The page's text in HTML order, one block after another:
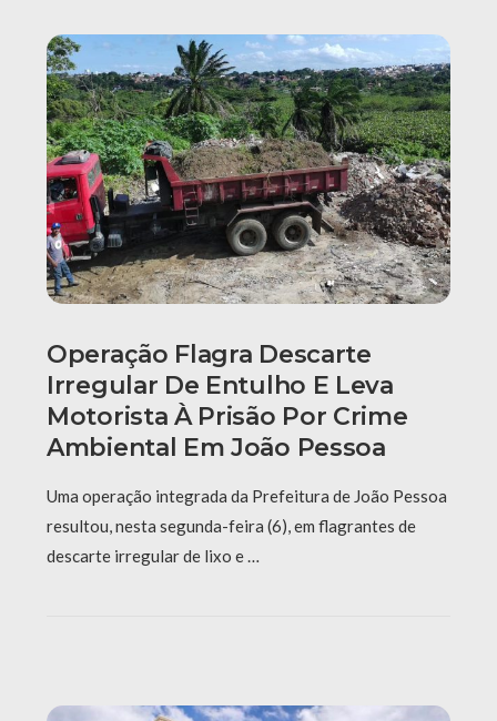
Operação Flagra Descarte
Irregular De Entulho E Leva
Motorista À Prisão Por Crime
Ambiental Em João Pessoa
Uma operação integrada da Prefeitura de João Pessoa
resultou, nesta segunda-feira (6), em flagrantes de
descarte irregular de lixo e …